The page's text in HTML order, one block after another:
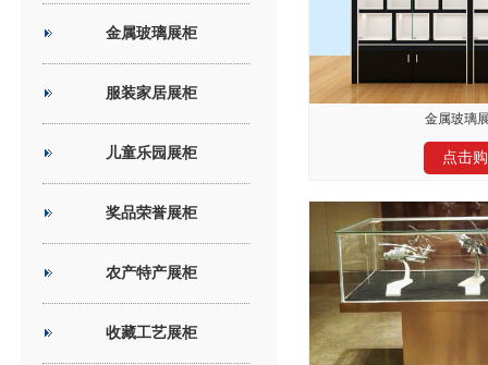
金属玻璃展柜
服装家居展柜
儿童乐园展柜
奖品荣誉展柜
农产特产展柜
收藏工艺展柜
金属玻璃
点击